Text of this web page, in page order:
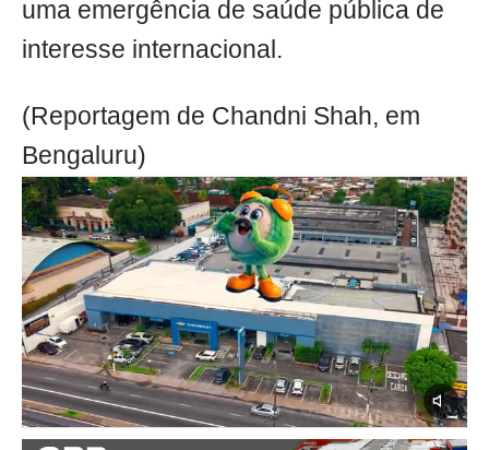
uma emergência de saúde pública de
interesse internacional.
(Reportagem de Chandni Shah, em
Bengaluru)